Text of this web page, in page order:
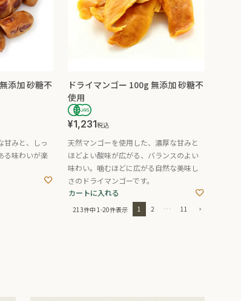
添加 砂糖不
甘みと、しっ
る味わいが楽
ドライマンゴー 100g 無添加 砂糖不
使用
¥1,231税込
天然マンゴーを使用した、濃厚な甘みと
ほどよい酸味が広がる、バランスのよい
味わい。噛むほどに広がる自然な美味し
さのドライマンゴーです。
カートに入れる
213件中 1 -20件表示 1 2 … 11